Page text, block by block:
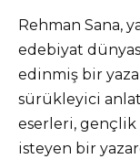
Rehman Sana,
edebiyat
edinmiş bir
sürükleyici
eserleri,
isteyen bir